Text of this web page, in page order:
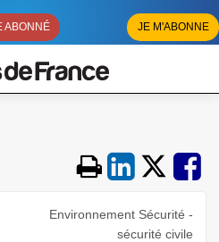
ABONNÉ JE M'ABONNE
Environnement Sécurité -
sécurité civile